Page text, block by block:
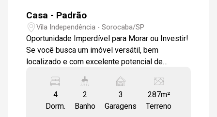
Casa - Padrão
Vila Independência - Sorocaba/SP
Oportunidade Imperdível para Morar ou Investir!
Se você busca um imóvel versátil, bem
localizado e com excelente potencial de
Localizado em uma região estratégica da Zona
Leste, com fácil acesso às principais vias e
cercado por ampla infraestrutura de comércio e
4
Dorm.
2
Banho
3
Garagens
287m²
Terreno